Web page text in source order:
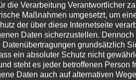
die Verarbeitung Verantwortlicher
Maßnahmen umgesetzt, um
der über diese Internetseite
Daten sicherzustellen. Dennoch
Datenübertragungen grundsätzlich
ein absoluter Schutz nicht
steht es jeder betroffenen Person
Daten auch auf alternativen